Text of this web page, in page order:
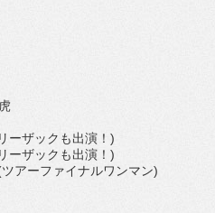
ーザックも出演！)
ーザックも出演！)
アーファイナルワンマン)